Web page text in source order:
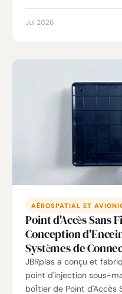
avec des parois ultra-
ISO 10993-5 et
d'argent pour un
Jul 2026
AÉROSPATIAL ET
Point d'Accès Sans
Conception
Systèmes de
JBRplas a conçu et
point d'injection sous-
boîtier de Point d'Accès